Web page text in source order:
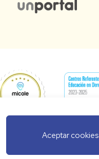
Aceptar cookies